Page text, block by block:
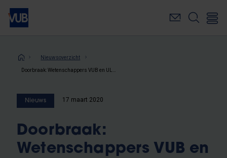
Overslaan
naar
inhoudKruimelpad
Nieuwsoverzicht
Nieuws 17 maart 2020
Doorbraak:
Wetenschappers VUB en